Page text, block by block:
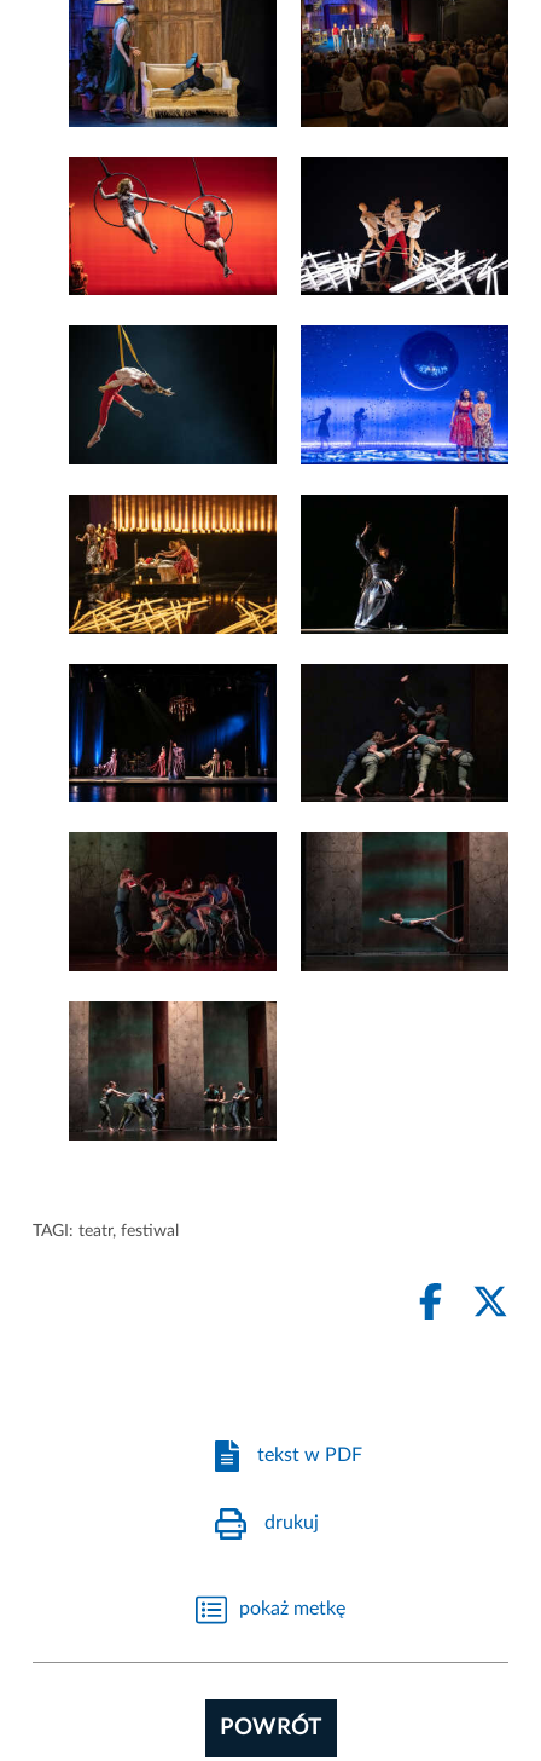
TAGI: teatr, festiwal
tekst w PDF
drukuj
pokaż metkę
POWRÓT